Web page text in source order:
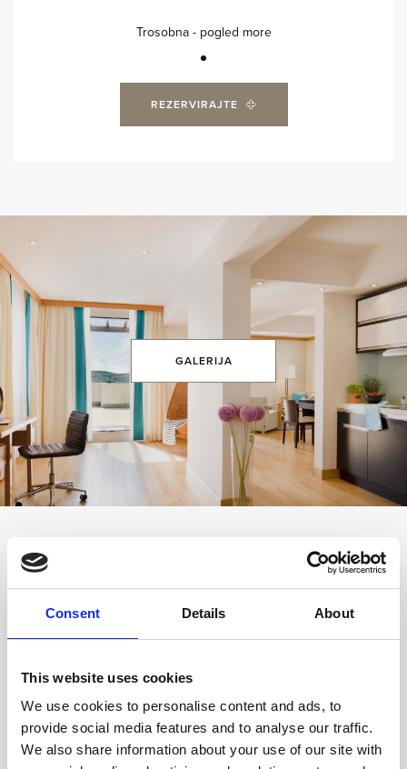
Consent Details About
This website uses cookies
We use cookies to personalise content and ads, to
provide social media features and to analyse our traffic.
We also share information about your use of our site with
Trosobna - pogled more
REZERVIRAJTE
GALERIJA